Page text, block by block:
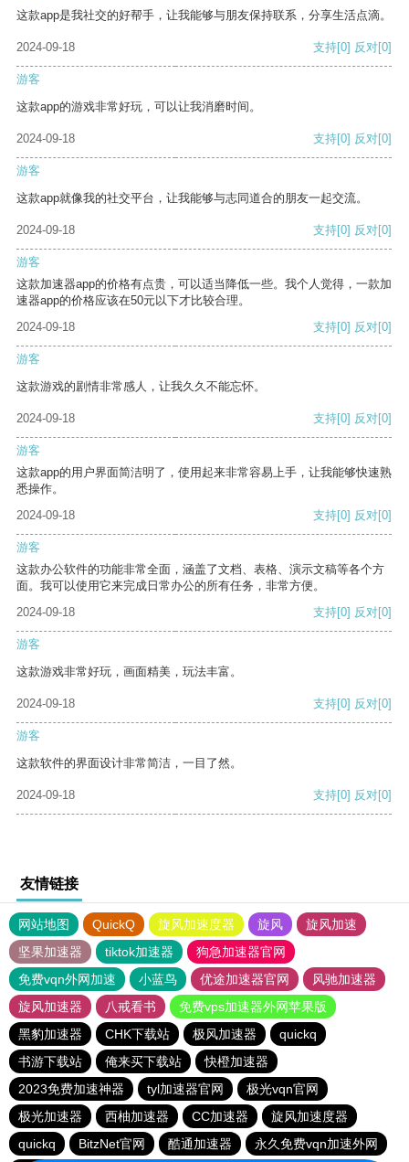
这款app是我社交的好帮手，让我能够与朋友保持联系，分享生活点滴。
2024-09-18 支持[0] 反对[0]
游客
这款app的游戏非常好玩，可以让我消磨时间。
2024-09-18 支持[0] 反对[0]
游客
这款app就像我的社交平台，让我能够与志同道合的朋友一起交流。
2024-09-18 支持[0] 反对[0]
游客
这款加速器app的价格有点贵，可以适当降低一些。我个人觉得，一款加
速器app的价格应该在50元以下才比较合理。
2024-09-18
支持[0] 反对[0]
游客
这款游戏的剧情非常感人，让我久久不能忘怀。
2024-09-18 支持[0] 反对[0]
游客
这款app的用户界面简洁明了，使用起来非常容易上手，让我能够快速熟
悉操作。
2024-09-18
支持[0] 反对[0]
游客
这款办公软件的功能非常全面，涵盖了文档、表格、演示文稿等各个方
面。我可以使用它来完成日常办公的所有任务，非常方便。
2024-09-18
支持[0] 反对[0]
游客
这款游戏非常好玩，画面精美，玩法丰富。
2024-09-18 支持[0] 反对[0]
游客
这款软件的界面设计非常简洁，一目了然。
2024-09-18 支持[0] 反对[0]
友情链接
网站地图 QuickQ 旋风加速度器 旋风
旋风加速
坚果加速器
tiktok加速器
狗急加速器官网
免费vqn外网加速
小蓝鸟 优途加速器官网
风驰加速器
旋风加速器
八戒看书
免费vps加速器外网苹果版
黑豹加速器
CHK下载站 极风加速器
quickq
书游下载站
俺来买下载站
快橙加速器
2023免费加速神器
tyl加速器官网
极光vqn官网
极光加速器
西柚加速器 CC加速器
旋风加速度器
quickq
BitzNet官网 酷通加速器 永久免费vqn加速外网